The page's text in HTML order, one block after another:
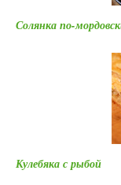
Солянка по-
Кулебяка с рыбой